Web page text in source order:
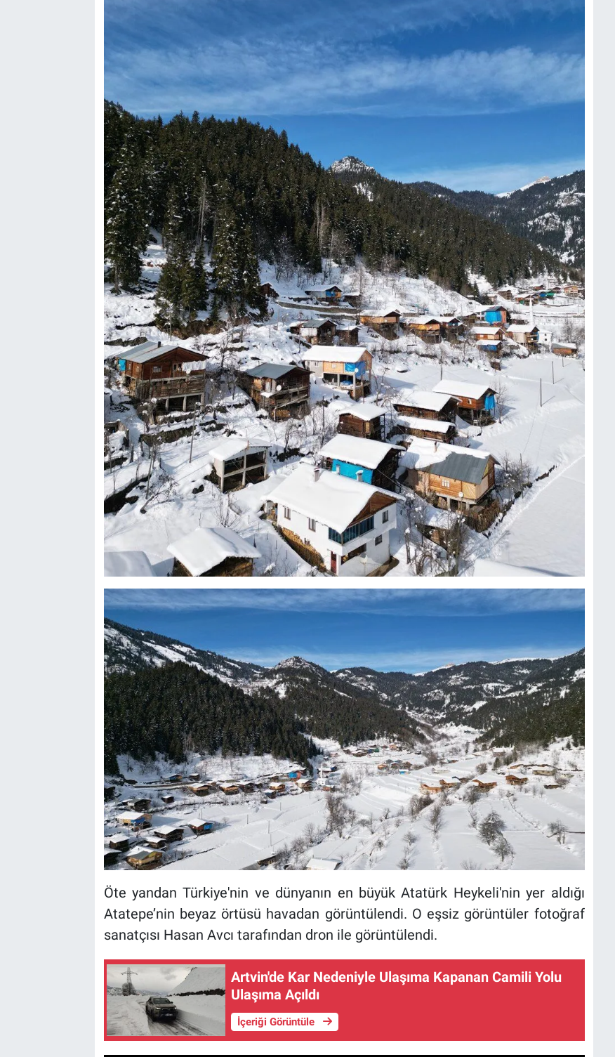
Öte yandan Türkiye'nin ve dünyanın en büyük Atatürk Heykeli'nin yer aldığı
Atatepe’nin beyaz örtüsü havadan görüntülendi. O eşsiz görüntüler fotoğraf
sanatçısı Hasan Avcı tarafından dron ile görüntülendi.
Artvin'de Kar Nedeniyle Ulaşıma Kapanan Camili Yolu
Ulaşıma Açıldı
İçeriği Görüntüle